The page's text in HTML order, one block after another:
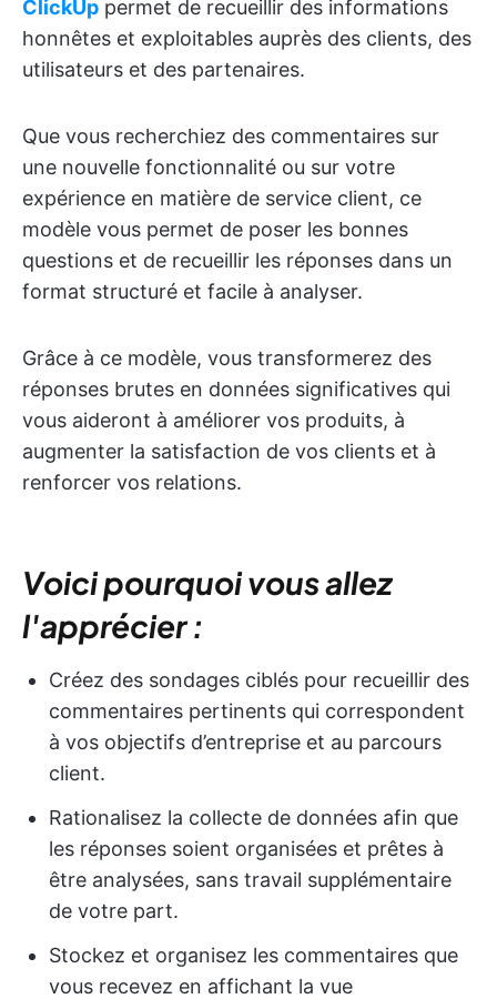
ClickUp permet de recueillir des informations
honnêtes et exploitables auprès des clients, des
utilisateurs et des partenaires.
Que vous recherchiez des commentaires sur
une nouvelle fonctionnalité ou sur votre
expérience en matière de service client, ce
modèle vous permet de poser les bonnes
questions et de recueillir les réponses dans un
format structuré et facile à analyser.
Grâce à ce modèle, vous transformerez des
réponses brutes en données significatives qui
vous aideront à améliorer vos produits, à
augmenter la satisfaction de vos clients et à
renforcer vos relations.
Voici pourquoi vous allez
l'apprécier :
Créez des sondages ciblés pour recueillir des
commentaires pertinents qui correspondent
à vos objectifs d’entreprise et au parcours
client.
Rationalisez la collecte de données afin que
les réponses soient organisées et prêtes à
être analysées, sans travail supplémentaire
de votre part.
Stockez et organisez les commentaires que
vous recevez en affichant la vue